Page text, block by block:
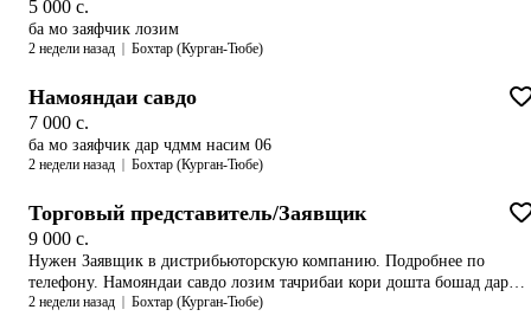
предлагаем: • Хорошую зарплату + бонусы • Обучение и поддержку •
Возможность карьерного роста График работы: 6/1 с 9:00 до 17:00 📞
Звоните прямо сейчас — количество мест ограничено! 904039334
5 000 c.
ба мо заяфчик лозим
2 недели назад Бохтар (Курган-Тюбе)
Намояндаи савдо
7 000 c.
ба мо заяфчик дар чдмм насим 06
2 недели назад Бохтар (Курган-Тюбе)
Торговый представитель/Заявщик
9 000 c.
Нужен Заявщик в дистрибьюторскую компанию. Подробнее по
телефону. Намояндаи савдо лозим тачрибаи кори дошта бошад дар
заявщики. Тератория Хорека тамоми шахр ва ду бозор илтимос
2 недели назад Бохтар (Курган-Тюбе)